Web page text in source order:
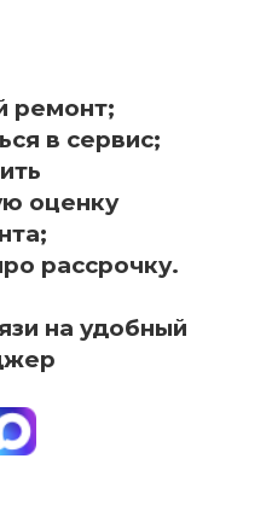
ремонт;
в сервис;
оценку
рассрочку.
на удобный